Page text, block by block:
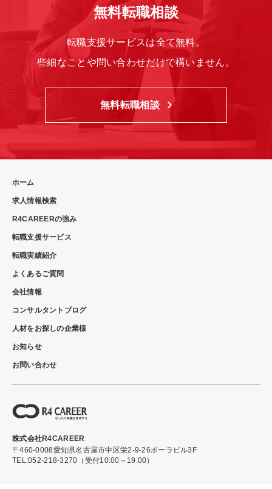
無料転職相談
転職支援サービスは全て無料。
些細なことや問い合わせだけで構いません。
無料転職相談
ホーム
求人情報検索
R4CAREERの強み
転職支援サービス
転職実績紹介
よくあるご質問
会社情報
コンサルタントブログ
人材をお探しの企業様
お知らせ
お問い合わせ
株式会社R4CAREER
〒460-0008愛知県名古屋市中区栄2-9-26ポーラビル3F
TEL:052-218-3270（受付10:00～19:00）